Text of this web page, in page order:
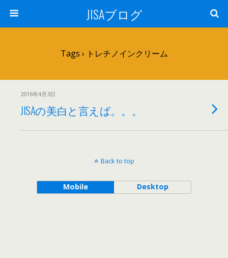
JISAブログ
Tags › トレチノインクリーム
2016年4月3日
JISAの美白と言えば。。。
Back to top
Mobile Desktop